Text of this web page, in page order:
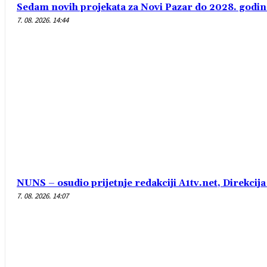
Sedam novih projekata za Novi Pazar do 2028.
7. 08. 2026. 14:44
NUNS – osudio prijetnje redakciji A1tv.net,
7. 08. 2026. 14:07